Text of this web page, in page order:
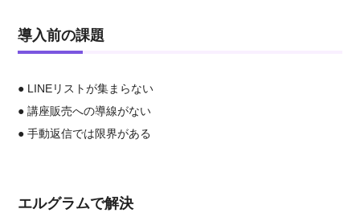
導入前の課題
● LINEリストが集まらない
●講座販売への導線がない
● 手動返信では限界がある
エルグラムで解決